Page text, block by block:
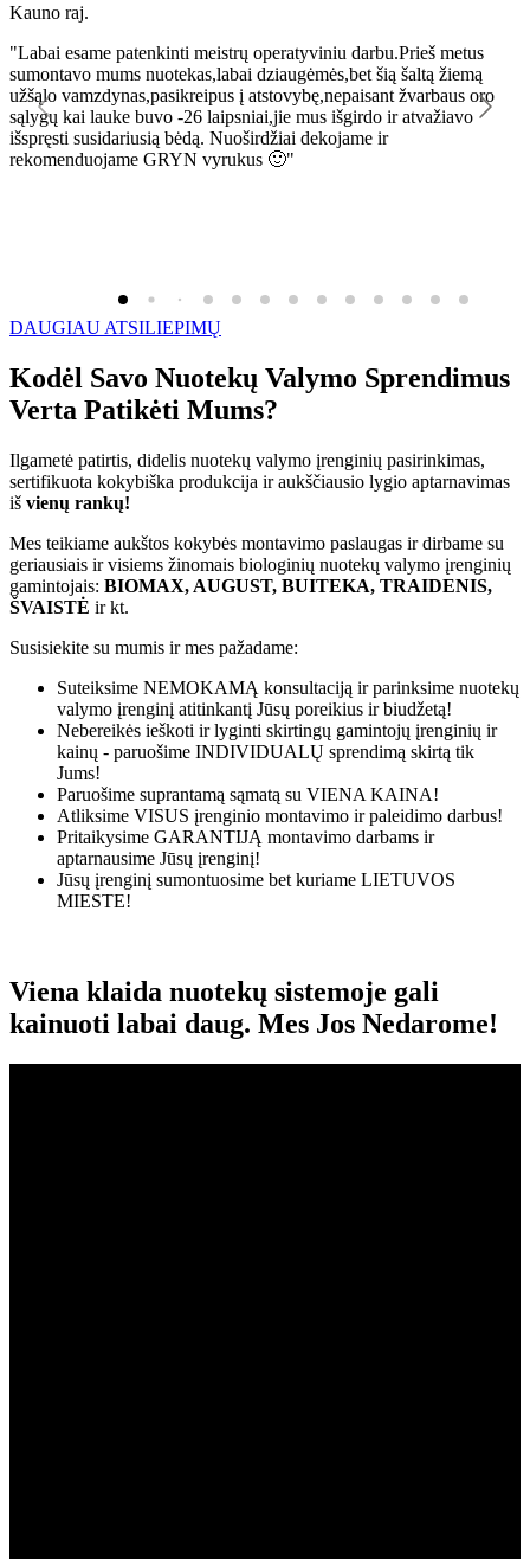
Kauno raj.
"Labai esame patenkinti meistrų operatyviniu darbu.Prieš metus
sumontavo mums nuotekas,labai dziaugėmės,bet šią šaltą žiemą
užšąlo vamzdynas,pasikreipus į atstovybę,nepaisant žvarbaus oro
sąlygų kai lauke buvo -26 laipsniai,jie mus išgirdo ir atvažiavo
išspręsti susidariusią bėdą. Nuoširdžiai dekojame ir
rekomenduojame GRYN vyrukus 🙂"
DAUGIAU ATSILIEPIMŲ
Kodėl Savo Nuotekų Valymo Sprendimus
Verta Patikėti Mums?
Ilgametė patirtis, didelis nuotekų valymo įrenginių pasirinkimas,
sertifikuota kokybiška produkcija ir aukščiausio lygio aptarnavimas
iš vienų rankų!
Mes teikiame aukštos kokybės montavimo paslaugas ir dirbame su
geriausiais ir visiems žinomais biologinių nuotekų valymo įrenginių
gamintojais: BIOMAX, AUGUST, BUITEKA, TRAIDENIS,
ŠVAISTĖ ir kt.
Susisiekite su mumis ir mes pažadame:
Suteiksime NEMOKAMĄ konsultaciją ir parinksime nuotekų
valymo įrenginį atitinkantį Jūsų poreikius ir biudžetą!
Nebereikės ieškoti ir lyginti skirtingų gamintojų įrenginių ir
kainų - paruošime INDIVIDUALŲ sprendimą skirtą tik
Jums!
Paruošime suprantamą sąmatą su VIENA KAINA!
Atliksime VISUS įrenginio montavimo ir paleidimo darbus!
Pritaikysime GARANTIJĄ montavimo darbams ir
aptarnausime Jūsų įrenginį!
Jūsų įrenginį sumontuosime bet kuriame LIETUVOS
MIESTE!
Viena klaida nuotekų sistemoje gali
kainuoti labai daug. Mes Jos Nedarome!